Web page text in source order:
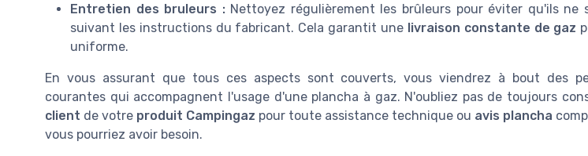
Entretien des bruleurs : Nettoyez régulièrement les brûleurs pour éviter qu'ils ne
suivant les instructions du fabricant. Cela garantit une livraison constante de gaz
uniforme.
En vous assurant que tous ces aspects sont couverts, vous viendrez à bout des
courantes qui accompagnent l'usage d'une plancha à gaz. N'oubliez pas de toujours
client de votre produit Campingaz pour toute assistance technique ou avis plancha
vous pourriez avoir besoin.